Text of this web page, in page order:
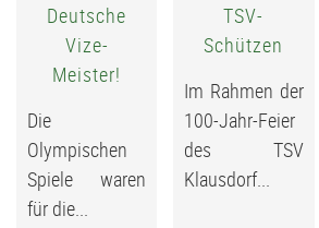
Deutsche
Vize-
Meister!
Die
Olympischen
Spiele waren
für die...
TSV-
Schützen
Im Rahmen der
100-Jahr-Feier
des TSV
Klausdorf...